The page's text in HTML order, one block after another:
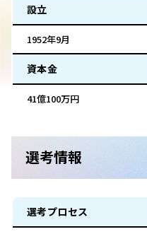
設立
1952年9月
資本金
41億100万円
選考情報
選考プロセス